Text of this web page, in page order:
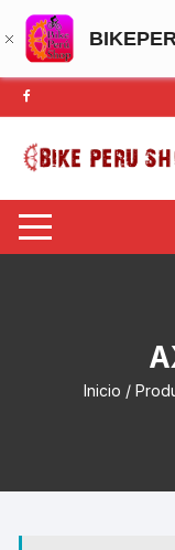
Saltar
al
contenido
Inicio /